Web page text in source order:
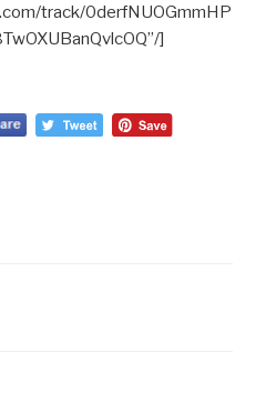
track/0derfNUOGmmHP
]